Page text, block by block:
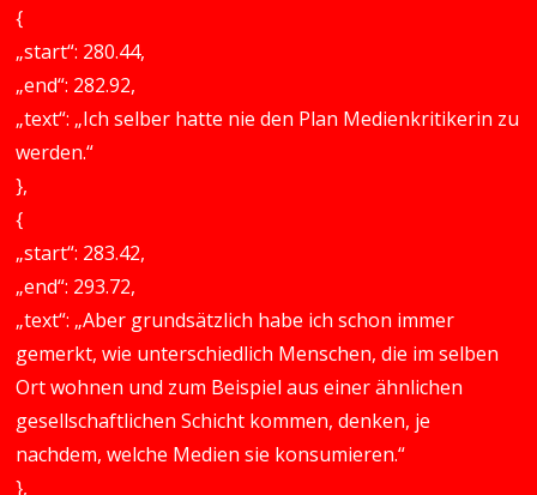
{
„start“: 280.44,
„end“: 282.92,
„text“: „Ich selber hatte nie den Plan Medienkritikerin zu
werden.“
},
{
„start“: 283.42,
„end“: 293.72,
„text“: „Aber grundsätzlich habe ich schon immer
gemerkt, wie unterschiedlich Menschen, die im selben
Ort wohnen und zum Beispiel aus einer ähnlichen
gesellschaftlichen Schicht kommen, denken, je
nachdem, welche Medien sie konsumieren.“
},